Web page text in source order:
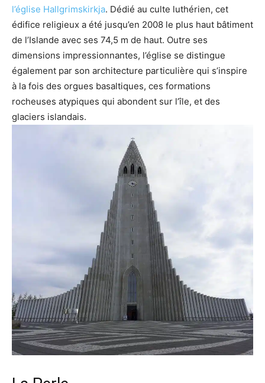
l’église Hallgrimskirkja. Dédié au culte luthérien, cet
édifice religieux a été jusqu’en 2008 le plus haut bâtiment
de l’Islande avec ses 74,5 m de haut. Outre ses
dimensions impressionnantes, l’église se distingue
également par son architecture particulière qui s’inspire
à la fois des orgues basaltiques, ces formations
rocheuses atypiques qui abondent sur l’île, et des
glaciers islandais.